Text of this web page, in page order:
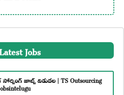
Jobs
జాబ్స్ విడుదల | TS Outsourcing